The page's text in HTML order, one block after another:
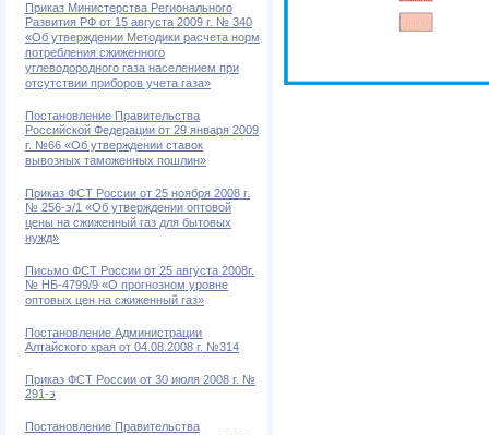
Приказ Министерства Регионального
Развития РФ от 15 августа 2009 г. № 340
«Об утверждении Методики расчета норм
потребления сжиженного
углеводородного газа населением при
отсутствии приборов учета газа»
Постановление Правительства
Российской Федерации от 29 января 2009
г. №66 «Об утверждении ставок
вывозных таможенных пошлин»
Приказ ФСТ России от 25 ноября 2008 г.
№ 256-э/1 «Об утверждении оптовой
цены на сжиженный газ для бытовых
нужд»
Письмо ФСТ России от 25 августа 2008г.
№ НБ-4799/9 «О прогнозном уровне
оптовых цен на сжиженный газ»
Постановление Администрации
Алтайского края от 04.08.2008 г. №314
Приказ ФСТ России от 30 июля 2008 г. №
291-э
Постановление Правительства